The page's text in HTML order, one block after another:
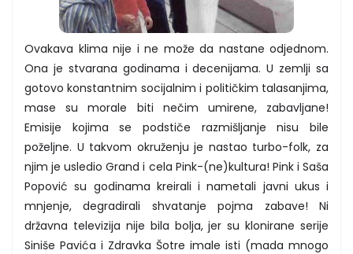
Ovakava klima nije i ne može da nastane odjednom.
Ona je stvarana godinama i decenijama. U zemlji sa
gotovo konstantnim socijalnim i političkim talasanjima,
mase su morale biti nečim umirene, zabavljane!
Emisije kojima se podstiče razmišljanje nisu bile
poželjne. U takvom okruženju je nastao turbo-folk, za
njim je usledio Grand i cela Pink-(ne)kultura! Pink i Saša
Popović su godinama kreirali i nametali javni ukus i
mnjenje, degradirali shvatanje pojma zabave! Ni
državna televizija nije bila bolja, jer su klonirane serije
Siniše Pavića i Zdravka Šotre imale isti (mada mnogo